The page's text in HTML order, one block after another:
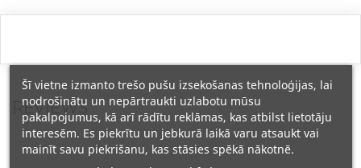
REVIEWS
Šī vietne izmanto trešo pušu izsekošanas tehnoloģijas, lai
nodrošinātu un nepārtraukti uzlabotu mūsu
pakalpojumus, kā arī rādītu reklāmas, kas atbilst lietotāju
interesēm. Es piekrītu un jebkurā laikā varu atsaukt vai
mainīt savu piekrišanu, kas stāsies spēkā nākotnē.